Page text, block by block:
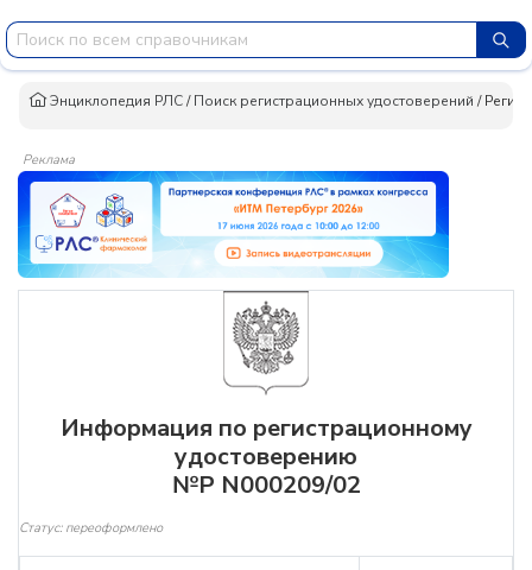
Энциклопедия РЛС/Поиск регистрационных удостоверений /
Реклама
Информация по регистрационному
удостоверению
№Р N000209/02
Статус: переоформлено